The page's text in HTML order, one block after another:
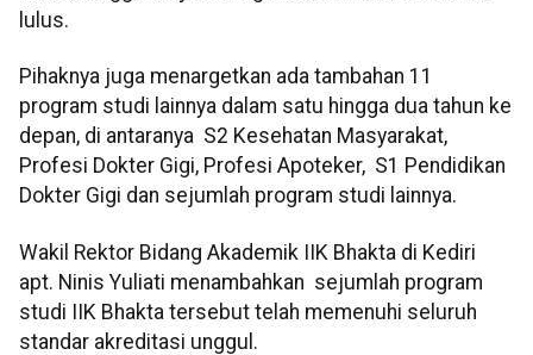
lulus.
Pihaknya juga menargetkan ada tambahan 11
program studi lainnya dalam satu hingga dua tahun ke
depan, di antaranya S2 Kesehatan Masyarakat,
Profesi Dokter Gigi, Profesi Apoteker, S1 Pendidikan
Dokter Gigi dan sejumlah program studi lainnya.
Wakil Rektor Bidang Akademik IIK Bhakta di Kediri
apt. Ninis Yuliati menambahkan sejumlah program
studi IIK Bhakta tersebut telah memenuhi seluruh
standar akreditasi unggul.